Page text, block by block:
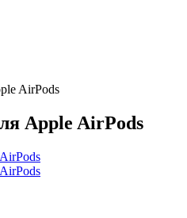
AirPods
Apple AirPods